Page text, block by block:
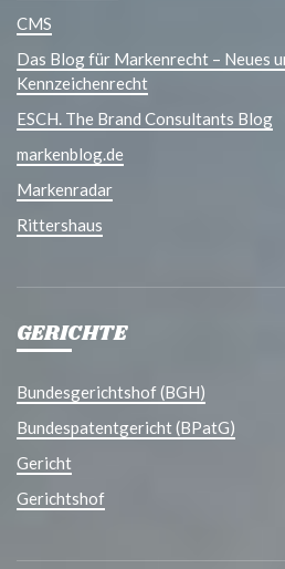
CMS
Das Blog für Markenrecht – Neues
Kennzeichenrecht
ESCH. The Brand Consultants Blog
markenblog.de
Markenradar
Rittershaus
GERICHTE
Bundesgerichtshof (BGH)
Bundespatentgericht (BPatG)
Gericht
Gerichtshof